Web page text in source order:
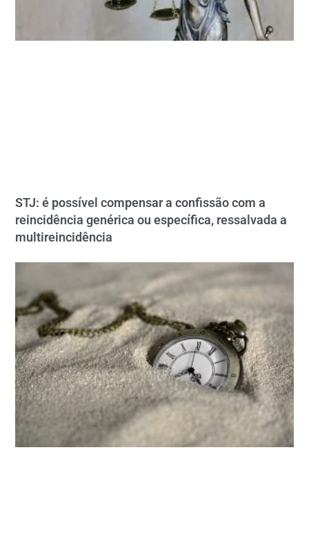
STJ: é possível compensar a confissão com a
reincidência genérica ou específica, ressalvada a
multireincidência